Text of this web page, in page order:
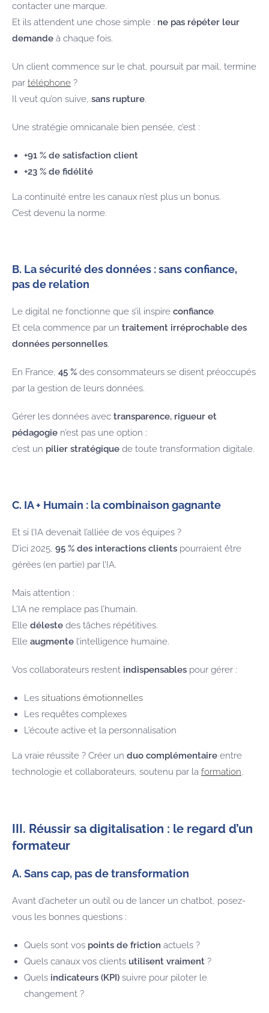
contacter une marque.
Et ils attendent une chose simple : ne pas répéter leur
demande à chaque fois.
Un client commence sur le chat, poursuit par mail, termine
par téléphone ?
Il veut qu’on suive, sans rupture.
Une stratégie omnicanale bien pensée, c’est :
+91 % de satisfaction client
+23 % de fidélité
La continuité entre les canaux n’est plus un bonus.
C’est devenu la norme.
B. La sécurité des données : sans confiance,
pas de relation
Le digital ne fonctionne que s’il inspire confiance.
Et cela commence par un traitement irréprochable des
données personnelles.
En France, 45 % des consommateurs se disent préoccupés
par la gestion de leurs données.
Gérer les données avec transparence, rigueur et
pédagogie n’est pas une option :
c’est un pilier stratégique de toute transformation digitale.
C. IA + Humain : la combinaison gagnante
Et si l’IA devenait l’alliée de vos équipes ?
D’ici 2025, 95 % des interactions clients pourraient être
gérées (en partie) par l’IA.
Mais attention :
L’IA ne remplace pas l’humain.
Elle déleste des tâches répétitives.
Elle augmente l’intelligence humaine.
Vos collaborateurs restent indispensables pour gérer :
Les situations émotionnelles
Les requêtes complexes
L’écoute active et la personnalisation
La vraie réussite ? Créer un duo complémentaire entre
technologie et collaborateurs, soutenu par la formation.
III. Réussir sa digitalisation : le regard d’un
formateur
A. Sans cap, pas de transformation
Avant d’acheter un outil ou de lancer un chatbot, posez-
vous les bonnes questions :
Quels sont vos points de friction actuels ?
Quels canaux vos clients utilisent vraiment ?
Quels indicateurs (KPI) suivre pour piloter le
changement ?